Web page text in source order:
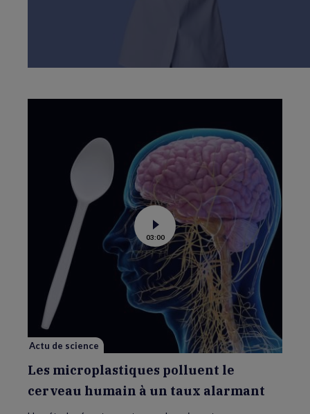
Voir
la
vidéo
de
Les
microplastiques
polluent
le
cerveau
humain
alarmant
03:00
Actu de science
Les microplastiques polluent le
cerveau humain à un taux alarmant